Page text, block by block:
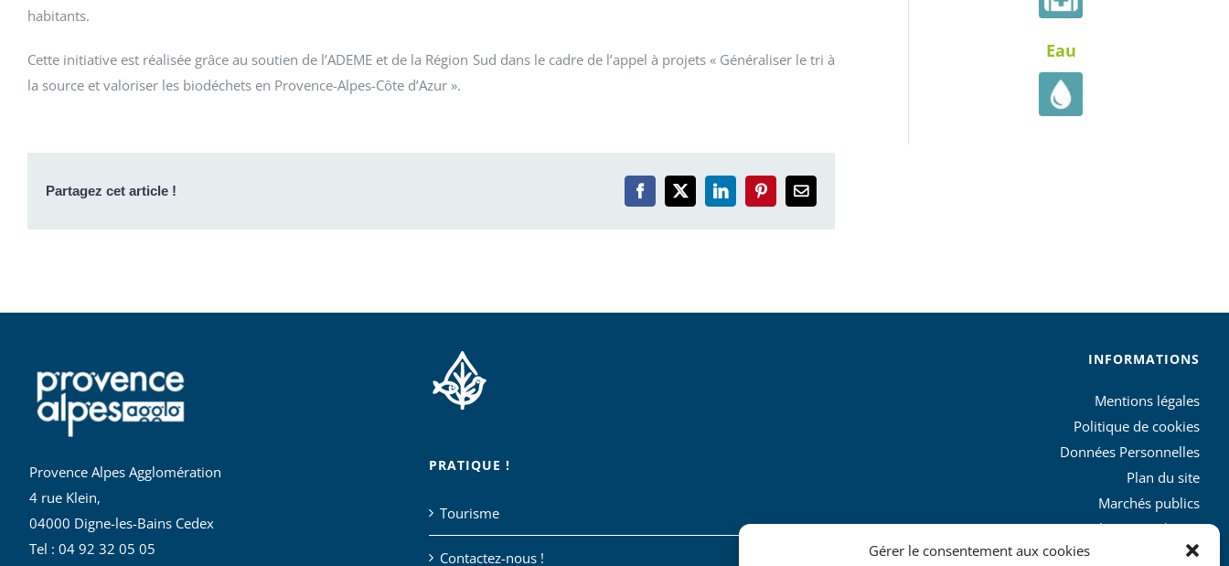
Gérer le consentement aux cookies
habitants.
Cette initiative est réalisée grâce au soutien de l’ADEME et de la Région Sud dans le cadre de l’appel à projets « Généraliser le tri à
la source et valoriser les biodéchets en Provence-Alpes-Côte d’Azur ».
Partagez cet article ! Facebook
X LinkedInPinterestEmail
Eau
Provence Alpes Agglomération
4 rue Klein,
04000 Digne-les-Bains Cedex
Tel : 04 92 32 05 05
PRATIQUE !
Tourisme
Contactez-nous !
INFORMATIONS
Mentions légales
Politique de cookies
Données Personnelles
Plan du site
Marchés publics
Charte graphique
L’agglo recrute